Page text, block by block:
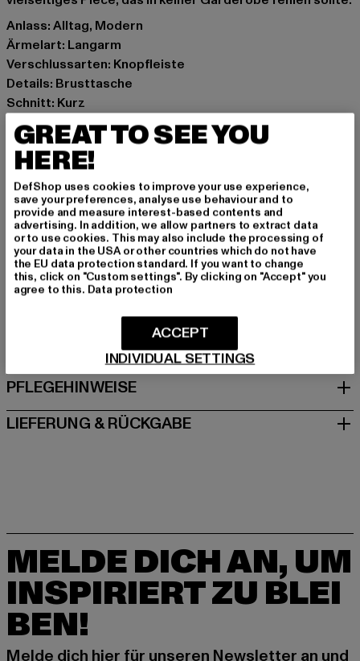
Anlass: Alltag, Modern
Ärmelart: Langarm
Verschlussarten: Knopfleiste
Details: Brusttasche
Schnitt: Kurz
Marke: Karl Kani
Kat.: Denim Jackets
Farbe: blau
Hersteller Farbe: rinsed denim
Materialzusammensetzung: 100% Baumwolle
Art.Nr: KW261-008-02765
Hersteller: Urban Styles Agency GmbH & Co. KG |
agentur@urbanstylesagency.com
Schanzenstraße 41 | 51063 Köln | DE
GRÖSSE & PASSFORM
PFLEGEHINWEISE
LIEFERUNG & RÜCKGABE
MELDE DICH AN, UM
INSPIRIERT ZU BLEI
BEN!
Melde dich hier für unseren Newsletter an und
GREAT TO SEE YOU
HERE!
DefShop uses cookies to improve your use experience,
save your preferences, analyse use behaviour and to
provide and measure interest-based contents and
advertising. In addition, we allow partners to extract data
or to use cookies. This may also include the processing of
your data in the USA or other countries which do not have
the EU data protection standard. If you want to change
this, click on "Custom settings". By clicking on "Accept" you
agree to this. Data protection
INDIVIDUAL SETTINGS
ACCEPT